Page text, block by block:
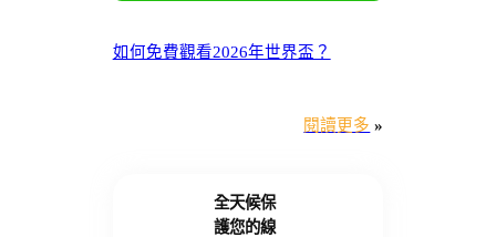
如何免費觀看2026年世界盃？
閱讀更多 »
全天候保
護您的線